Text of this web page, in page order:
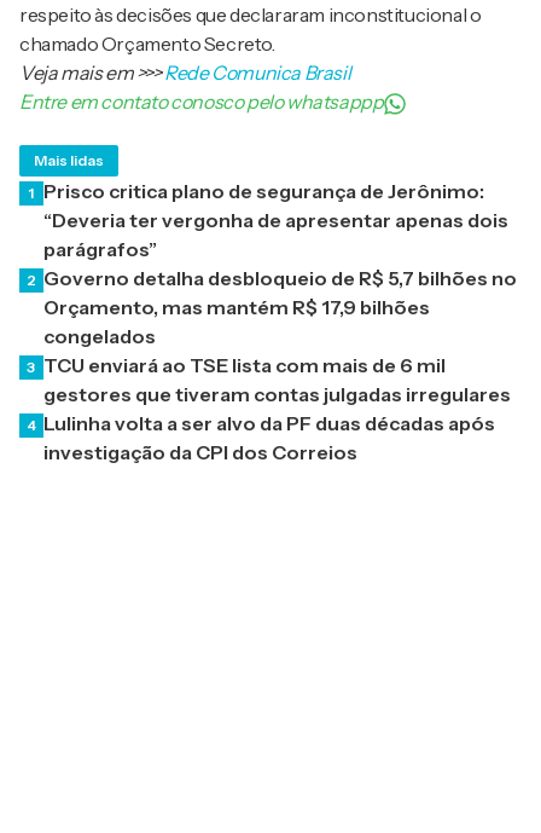
respeito às decisões que declararam inconstitucional o
chamado Orçamento Secreto.
Veja mais em>>>Rede Comunica Brasil
Entre em contato conosco pelo whatsappp
Mais lidas
1 Prisco critica plano de segurança de Jerônimo:
“Deveria ter vergonha de apresentar apenas dois
parágrafos”
2 Governo detalha desbloqueio de R$ 5,7 bilhões no
Orçamento, mas mantém R$ 17,9 bilhões
congelados
3 TCU enviará ao TSE lista com mais de 6 mil
gestores que tiveram contas julgadas irregulares
4 Lulinha volta a ser alvo da PF duas décadas após
investigação da CPI dos Correios